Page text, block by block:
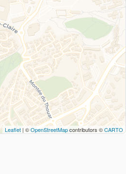
Leaflet | ©OpenStreetMapcontributors ©CARTO